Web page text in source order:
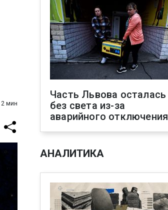
2 мин
Часть Львова осталась
без света из-за
аварийного отключения
АНАЛИТИКА